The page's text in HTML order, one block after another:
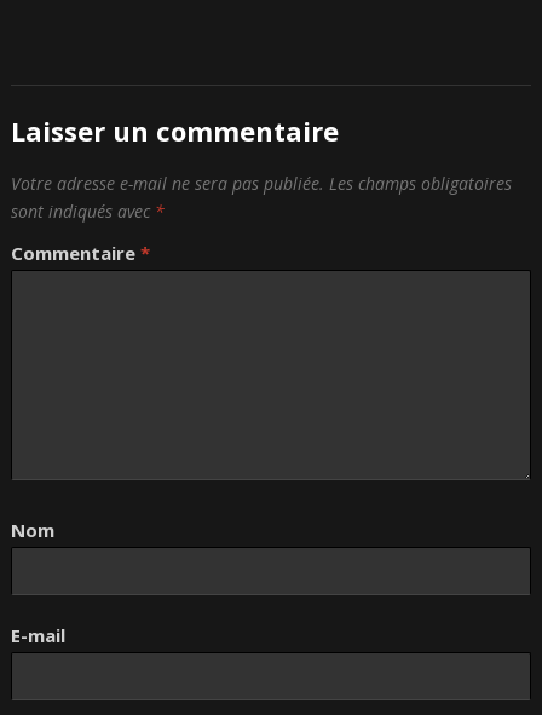
Laisser un commentaire
Votre adresse e-mail ne sera pas publiée. Les champs obligatoires
sont indiqués avec *
Commentaire *
Nom
E-mail